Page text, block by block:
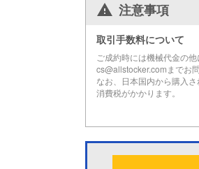
注意事項
取引手数料について
ご成約時には機械代金の
cs@allstocker.comまでお
なお、日本国内から購入
消費税がかかります。